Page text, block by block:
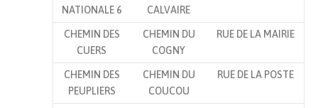
NATIONALE 6
CALVAIRE
CHEMIN DES
CUERS
CHEMIN DU
COGNY
RUE DE LA MAIRIE
CHEMIN DES
PEUPLIERS
CHEMIN DU
COUCOU
RUE DE LA POSTE